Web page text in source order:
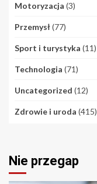
Motoryzacja (3)
Przemysł(77)
Sport i turystyka (11)
Technologia (71)
Uncategorized (12)
Zdrowie i uroda (415)
Nie przegap